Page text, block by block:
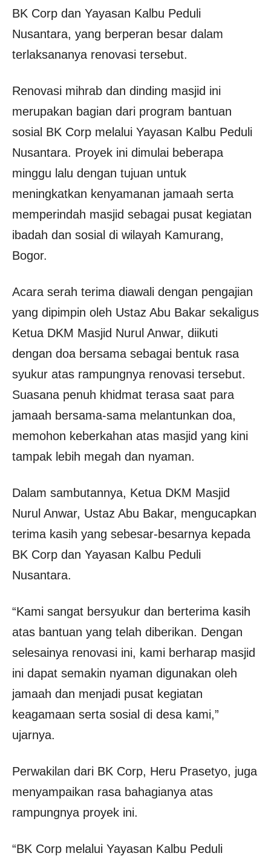
BK Corp dan Yayasan Kalbu Peduli
Nusantara, yang berperan besar dalam
terlaksananya renovasi tersebut.
Renovasi mihrab dan dinding masjid ini
merupakan bagian dari program bantuan
sosial BK Corp melalui Yayasan Kalbu Peduli
Nusantara. Proyek ini dimulai beberapa
minggu lalu dengan tujuan untuk
meningkatkan kenyamanan jamaah serta
memperindah masjid sebagai pusat kegiatan
ibadah dan sosial di wilayah Kamurang,
Bogor.
Acara serah terima diawali dengan pengajian
yang dipimpin oleh Ustaz Abu Bakar sekaligus
Ketua DKM Masjid Nurul Anwar, diikuti
dengan doa bersama sebagai bentuk rasa
syukur atas rampungnya renovasi tersebut.
Suasana penuh khidmat terasa saat para
jamaah bersama-sama melantunkan doa,
memohon keberkahan atas masjid yang kini
tampak lebih megah dan nyaman.
Dalam sambutannya, Ketua DKM Masjid
Nurul Anwar, Ustaz Abu Bakar, mengucapkan
terima kasih yang sebesar-besarnya kepada
BK Corp dan Yayasan Kalbu Peduli
Nusantara.
“Kami sangat bersyukur dan berterima kasih
atas bantuan yang telah diberikan. Dengan
selesainya renovasi ini, kami berharap masjid
ini dapat semakin nyaman digunakan oleh
jamaah dan menjadi pusat kegiatan
keagamaan serta sosial di desa kami,”
ujarnya.
Perwakilan dari BK Corp, Heru Prasetyo, juga
menyampaikan rasa bahagianya atas
rampungnya proyek ini.
“BK Corp melalui Yayasan Kalbu Peduli